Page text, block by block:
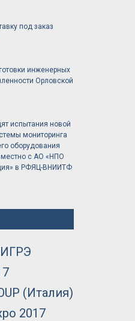
под заказ
инженерных
Орловской
испытания новой
мониторинга
оборудования
с АО «НПО
в РФЯЦ-ВНИИТФ
(Италия)
2017